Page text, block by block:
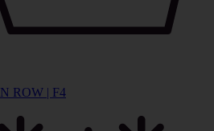
ROW | F4